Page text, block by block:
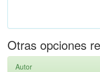
Otras opciones
Autor